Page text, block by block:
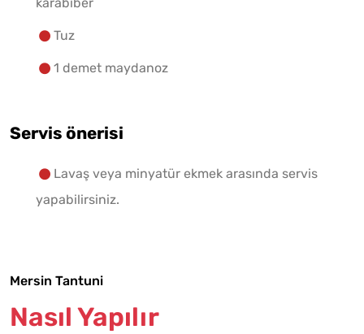
Tuz
1 demet maydanoz
Servis önerisi
Lavaş veya minyatür ekmek arasında servis
yapabilirsiniz.
Mersin Tantuni
Nasıl Yapılır